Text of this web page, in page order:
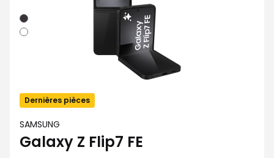
Noir
Blanc
Dernières pièces
SAMSUNG
Galaxy Z Flip7 FE